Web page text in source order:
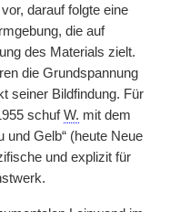
darauf folgte eine
die auf
des Materials zielt.
die Grundspannung
seiner Bildfindung. Für
schufW. mit dem
und Gelb“ (heute Neue
und explizit für